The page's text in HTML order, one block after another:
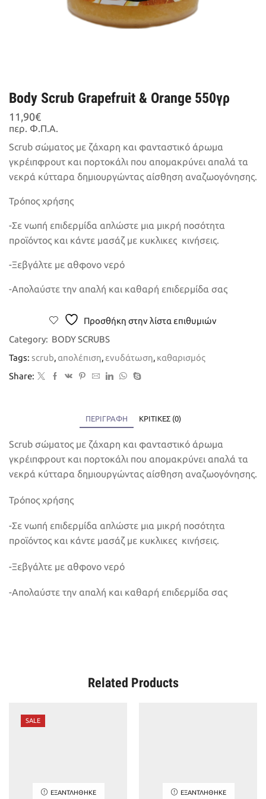
Body Scrub Grapefruit & Orange 550γρ
11,90€
περ. Φ.Π.Α.
Scrub σώματος με ζάχαρη και φανταστικό άρωμα
γκρέιπφρουτ και πορτοκάλι που απομακρύνει απαλά τα
νεκρά κύτταρα δημιουργώντας αίσθηση αναζωογόνησης.
Τρόπος χρήσης
-Σε νωπή επιδερμίδα απλώστε μια μικρή ποσότητα
προϊόντος και κάντε μασάζ με κυκλικες κινήσεις.
-Ξεβγάλτε με αθφονο νερό
-Απολαύστε την απαλή και καθαρή επιδερμίδα σας
Προσθήκη στην λίστα επιθυμιών
Category: BODY SCRUBS
Tags: scrub, απολέπιση, ενυδάτωση, καθαρισμός
Share:
ΠΕΡΙΓΡΑΦΉ ΚΡΙΤΙΚΈΣ (0)
Scrub σώματος με ζάχαρη και φανταστικό άρωμα
γκρέιπφρουτ και πορτοκάλι που απομακρύνει απαλά τα
νεκρά κύτταρα δημιουργώντας αίσθηση αναζωογόνησης.
Τρόπος χρήσης
-Σε νωπή επιδερμίδα απλώστε μια μικρή ποσότητα
προϊόντος και κάντε μασάζ με κυκλικες κινήσεις.
-Ξεβγάλτε με αθφονο νερό
-Απολαύστε την απαλή και καθαρή επιδερμίδα σας
Related Products
SALE
ΕΞΑΝΤΛΉΘΗΚΕ ΕΞΑΝΤΛΉΘΗΚΕ